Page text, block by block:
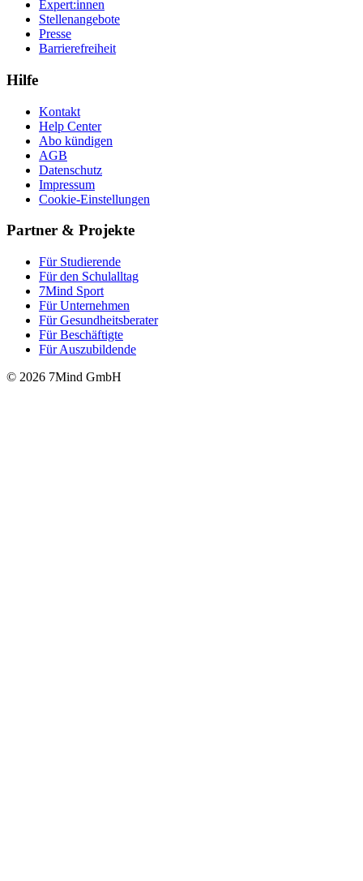
Expert:innen
Stellenangebote
Presse
Barrierefreiheit
Hilfe
Kontakt
Help Center
Abo kündigen
AGB
Datenschutz
Impressum
Cookie-Einstellungen
Partner & Projekte
Für Stu­die­rende
Für den Schulalltag
7Mind Sport
Für Unter­neh­men
Für Gesund­heits­be­ra­ter
Für Beschäftigte
Für Auszubildende
© 2026 7Mind GmbH